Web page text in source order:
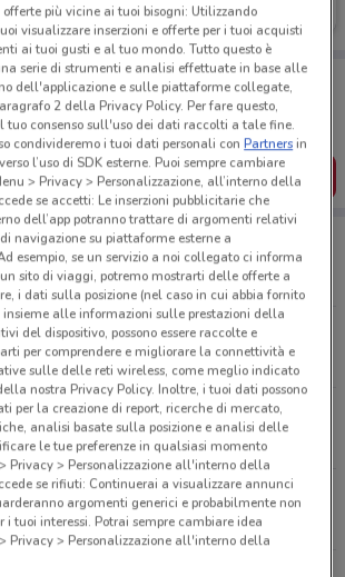
sempre con te!
le migliori offerte dei negozi vicino a te,
e creare la tua lista del risparmio, comodamente
cellulare.
SCARICA L’APP
a Viareggio
Goretti Viareggio
37 Massarosa
66 Lido Di Camaiore
più vicine ai tuoi bisogni: Utilizzando
visualizzare inserzioni e offerte per i tuoi acquisti
ai tuoi gusti e al tuo mondo. Tutto questo è
serie di strumenti e analisi effettuate in base alle
dell'applicazione e sulle piattaforme collegate,
2 della Privacy Policy. Per fare questo,
tuo consenso sull'uso dei dati raccolti a tale fine.
condivideremo i tuoi dati personali conPartnersin
l’uso di SDK esterne. Puoi sempre cambiare
> Privacy > Personalizzazione, all’interno della
se accetti: Le inserzioni pubblicitarie che
dell’app potranno trattare di argomenti relativi
navigazione su piattaforme esterne a
esempio, se un servizio a noi collegato ci informa
sito di viaggi, potremo mostrarti delle offerte a
i dati sulla posizione (nel caso in cui abbia fornito
alle informazioni sulle prestazioni della
del dispositivo, possono essere raccolte e
per comprendere e migliorare la connettività e
sulle delle reti wireless, come meglio indicato
nostra Privacy Policy. Inoltre, i tuoi dati possono
per la creazione di report, ricerche di mercato,
analisi basate sulla posizione e analisi delle
le tue preferenze in qualsiasi momento
Privacy > Personalizzazione all'interno della
se rifiuti: Continuerai a visualizzare annunci
argomenti generici e probabilmente non
i tuoi interessi. Potrai sempre cambiare idea
Privacy > Personalizzazione all'interno della